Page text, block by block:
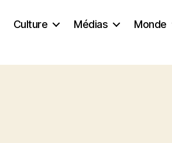
Culture Médias Monde